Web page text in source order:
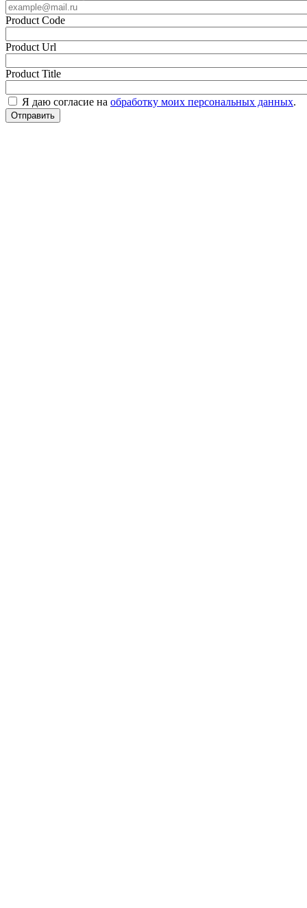
Product Code
Product Url
Product Title
Я даю согласие на обработку моих персональных данных.
Отправить